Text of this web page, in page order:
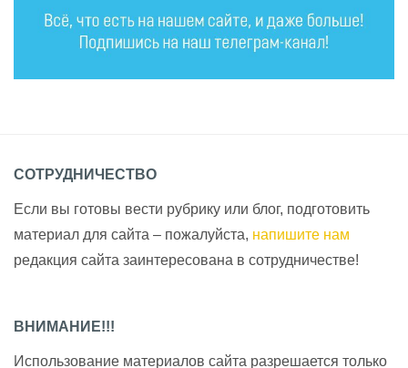
СОТРУДНИЧЕСТВО
Если вы готовы вести рубрику или блог, подготовить
материал для сайта – пожалуйста, напишите нам
редакция сайта заинтересована в сотрудничестве!
ВНИМАНИЕ!!!
Использование материалов сайта разрешается только